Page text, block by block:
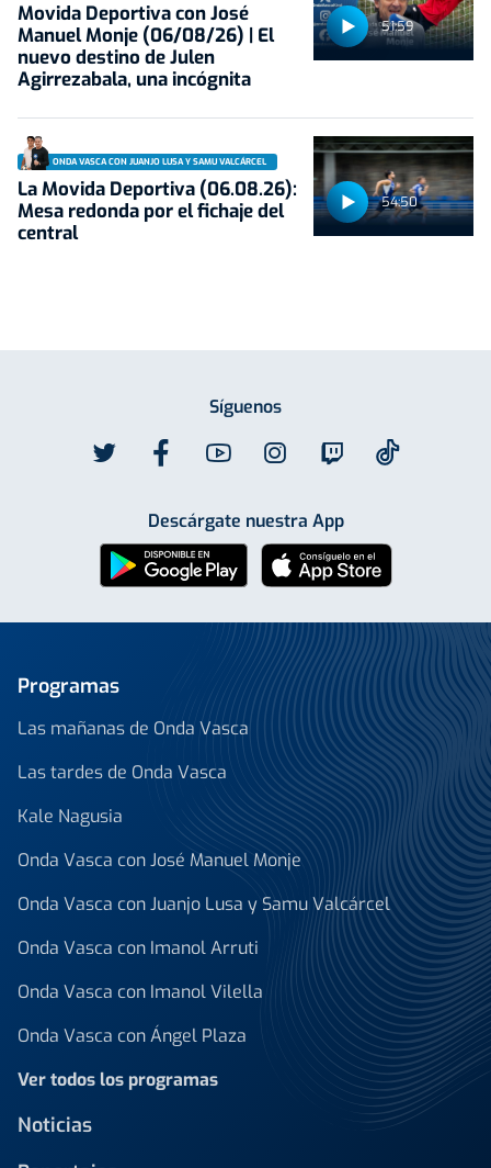
51:59
Movida Deportiva con José
Manuel Monje (06/08/26) | El
nuevo destino de Julen
Agirrezabala, una incógnita
54:50
ONDA VASCA CON JUANJO LUSA Y SAMU VALCÁRCEL
La Movida Deportiva (06.08.26):
Mesa redonda por el fichaje del
central
Síguenos
Descárgate nuestra App
Programas
Las mañanas de Onda Vasca
Las tardes de Onda Vasca
Kale Nagusia
Onda Vasca con José Manuel Monje
Onda Vasca con Juanjo Lusa y Samu Valcárcel
Onda Vasca con Imanol Arruti
Onda Vasca con Imanol Vilella
Onda Vasca con Ángel Plaza
Ver todos los programas
Noticias